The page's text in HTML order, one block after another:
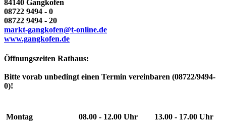
84140 Gangkofen
08722 9494 - 0
08722 9494 - 20
markt-gangkofen@t-online.de
www.gangkofen.de
Öffnungszeiten Rathaus:
Bitte vorab unbedingt einen Termin vereinbaren (08722/9494-
0)!
Montag 08.00 - 12.00 Uhr
13.00 - 17.00 Uhr